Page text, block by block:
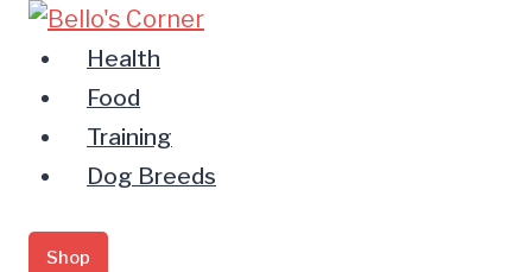
Zum
Inhalt
springen
Health
Food
Training
Dog Breeds
Shop